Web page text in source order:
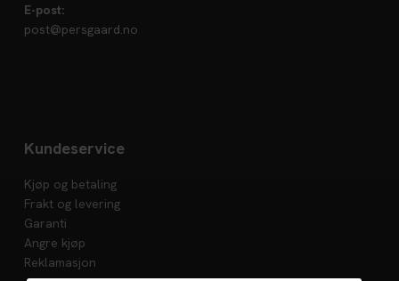
E-post:
post@persgaard.no
Kundeservice
Kjøp og betaling
Frakt og levering
Garanti
Angre kjøp
Reklamasjon